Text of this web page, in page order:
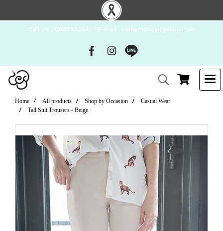
Call Us : 0865332342 l E-mail : contact@icyicyshop.com
Home All products Shop by Occasion
Casual Wear
Tall Suit Trousers - Beige